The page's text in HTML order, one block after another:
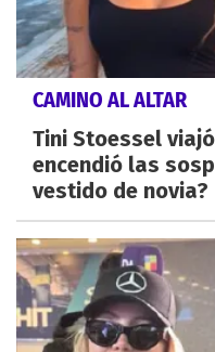
CAMINO AL ALTAR
Tini Stoessel
encendió las
vestido de novia?